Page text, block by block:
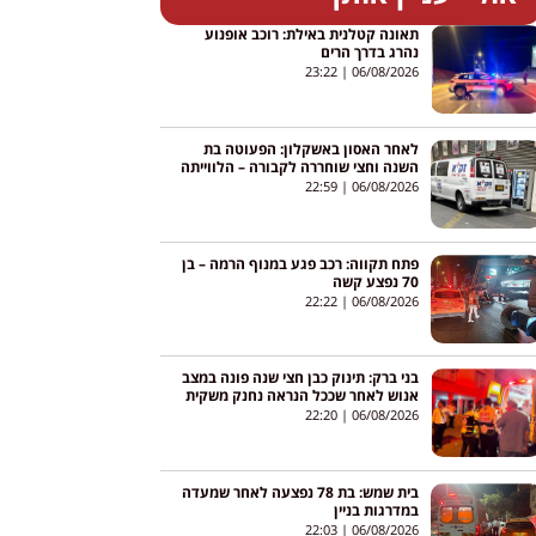
תאונה קטלנית באילת: רוכב אופנוע
נהרג בדרך הרים
06/08/2026
23:22
לאחר האסון באשקלון: הפעוטה בת
השנה וחצי שוחררה לקבורה – הלווייתה
תתקיים הלילה במושב ברכיה
06/08/2026
22:59
פתח תקווה: רכב פגע במנוף הרמה – בן
70 נפצע קשה
06/08/2026
22:22
בני ברק: תינוק כבן חצי שנה פונה במצב
אנוש לאחר שככל הנראה נחנק משקית
06/08/2026
22:20
בית שמש: בת 78 נפצעה לאחר שמעדה
במדרגות בניין
06/08/2026
22:03